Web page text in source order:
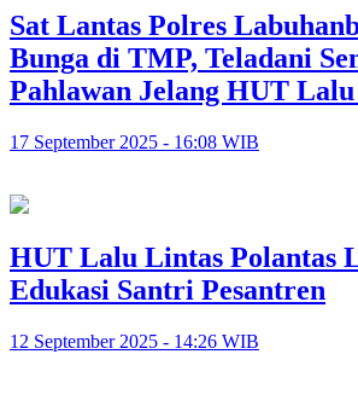
Sat Lantas Polres
Bunga di TMP, Teladani
Pahlawan Jelang HUT
17 September 2025 - 16:08 WIB
HUT Lalu Lintas Polantas
Edukasi Santri Pesantren
12 September 2025 - 14:26 WIB